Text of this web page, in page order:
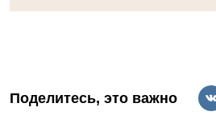
Поделитесь, это важно